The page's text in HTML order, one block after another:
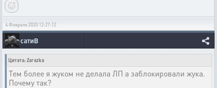
4 Февраля 2020 12:27:12
сатиВ
Цитата: Zarazka
Тем более я жуком не делала ЛП а заблокировали жука.
Почему так?